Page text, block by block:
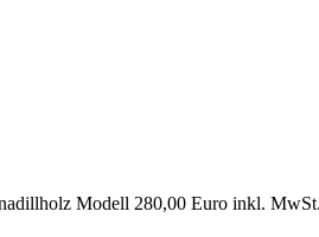
Modell 280,00 Euro inkl. MwSt.